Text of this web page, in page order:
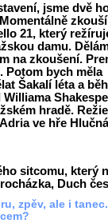
jsme dvě
21, který
damu.
na zkoušení.
Potom bych měla
Šakalí léta a
hradě.
ve hře Hlučná
sitcomu, který
Duch
zpěv, ale i